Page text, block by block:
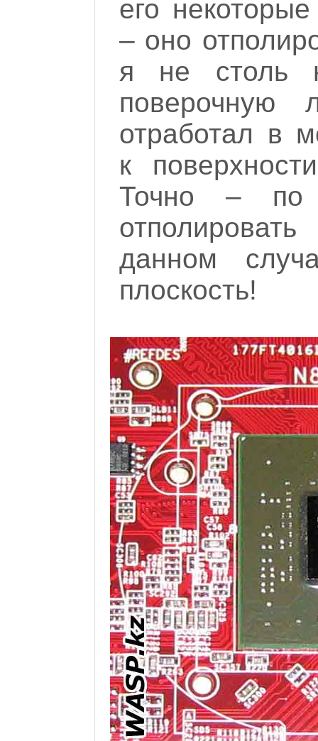
его
– оно
я не столь
поверочную
отработал в
к
Точно – по
данном
плоскость!